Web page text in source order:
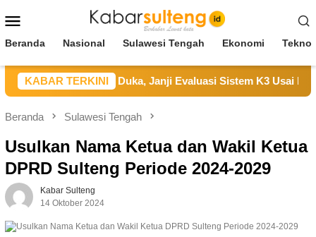
ke
Mobile
Beranda Nasional Sulawesi Tengah Ekonomi
KABAR TERKINI
PT UKK Sampaikan Duka, Janji Evaluasi Sistem K3 Usai
Beranda Sulawesi Tengah
Usulkan Nama Ketua dan Wakil Ketua
DPRD Sulteng Periode 2024-2029
Kabar Sulteng
14 Oktober 2024